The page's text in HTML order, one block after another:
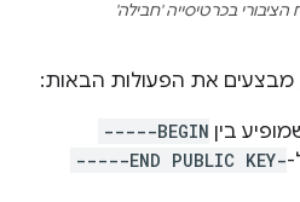
בכרטיסייה 'חבילה'
את הפעולות הבאות:
בין -----BEGIN
-----END PUBLIC KEY-